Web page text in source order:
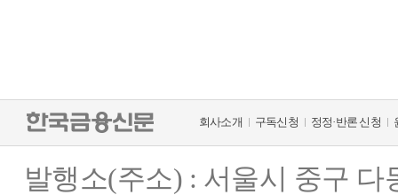
회사소개 구독신청 정정·반론 신청
발행소(주소) : 서울시 중구